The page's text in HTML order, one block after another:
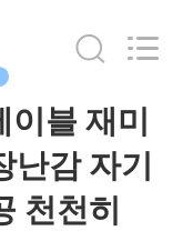
블 재미
감 자기
천천히